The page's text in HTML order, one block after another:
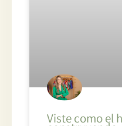
Viste como el